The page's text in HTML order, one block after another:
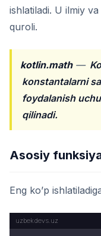
ishlatiladi. U ilmiy
quroli.
kotlin.math—
konstantalarni
foydalanish
qilinadi.
Asosiy
Eng ko’p